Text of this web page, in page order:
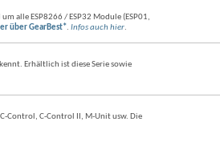
alle ESP8266 / ESP32 Module (ESP01,
über GearBest*. Infos auch hier.
Erhältlich ist diese Serie sowie
Control, C-Control II, M-Unit usw. Die